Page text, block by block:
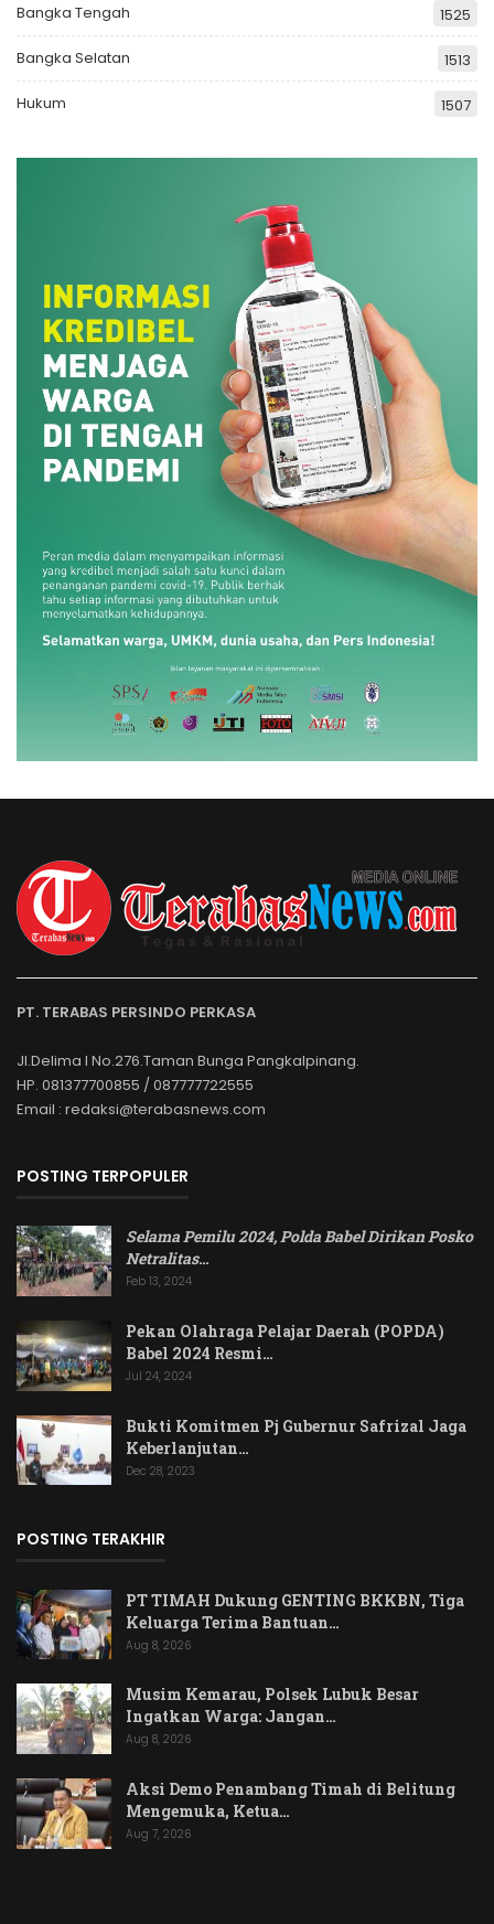
Bangka Tengah 1525
Bangka Selatan 1513
Hukum 1507
PT. TERABAS PERSINDO PERKASA
Jl.Delima I No.276.Taman Bunga Pangkalpinang.
HP. 081377700855 / 087777722555
Email : redaksi@terabasnews.com
POSTING TERPOPULER
Selama Pemilu 2024, Polda Babel Dirikan Posko
Netralitas…
Feb 13, 2024
Pekan Olahraga Pelajar Daerah (POPDA)
Babel 2024 Resmi…
Jul 24, 2024
Bukti Komitmen Pj Gubernur Safrizal Jaga
Keberlanjutan…
Dec 28, 2023
POSTING TERAKHIR
PT TIMAH Dukung GENTING BKKBN, Tiga
Keluarga Terima Bantuan…
Aug 8, 2026
Musim Kemarau, Polsek Lubuk Besar
Ingatkan Warga: Jangan…
Aug 8, 2026
Aksi Demo Penambang Timah di Belitung
Mengemuka, Ketua…
Aug 7, 2026